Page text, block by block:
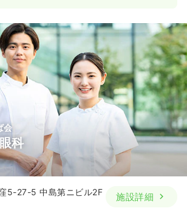
/月 賞与2回
（休憩120分）
ランク可
第二新卒可
可
なる 詳細を見る
会
科
5-27-5 中島第ニビル2F
施設詳細